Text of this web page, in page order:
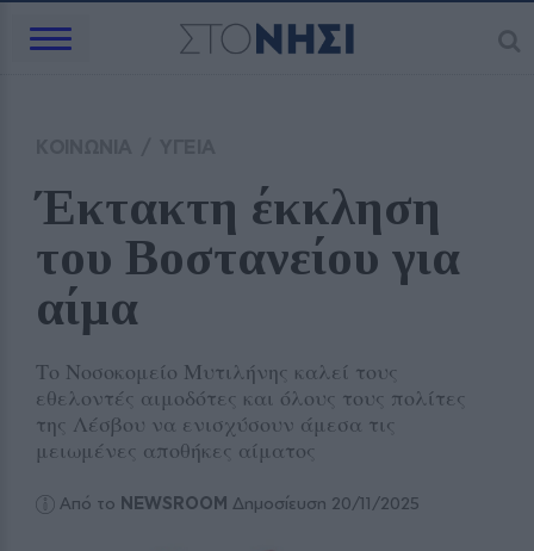
Έκτακτη έκκληση
του Βοστανείου για
αίμα
Το Νοσοκομείο Μυτιλήνης καλεί τους
εθελοντές αιμοδότες και όλους τους πολίτες
της Λέσβου να ενισχύσουν άμεσα τις
μειωμένες αποθήκες αίματος
Από το NEWSROOM Δημοσίευση 20/11/2025